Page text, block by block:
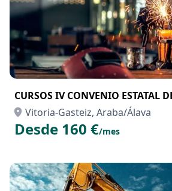
CURSOS IV CONVENIO ESTATAL
Vitoria-Gasteiz, Araba/Álava
Desde 160 €/mes